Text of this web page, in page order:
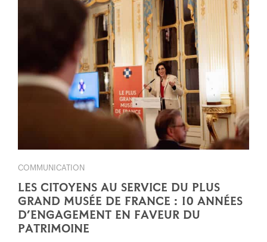
COMMUNICATION
LES CITOYENS AU SERVICE DU PLUS
GRAND MUSÉE DE FRANCE : 10 ANNÉES
D’ENGAGEMENT EN FAVEUR DU
PATRIMOINE